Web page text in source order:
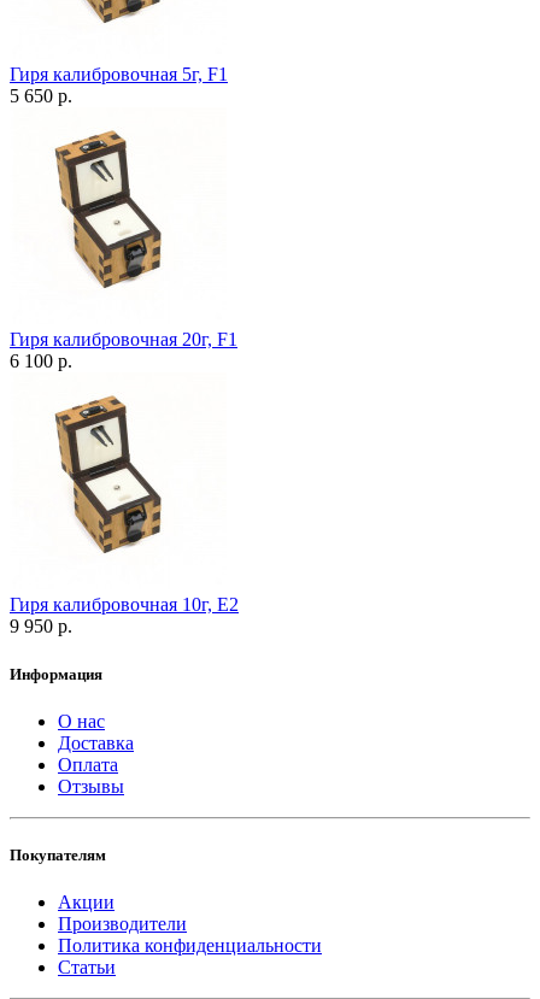
Гиря калибровочная 5г, F1
5 650 р.
Гиря калибровочная 20г, F1
6 100 р.
Гиря калибровочная 10г, Е2
9 950 р.
Информация
О нас
Доставка
Оплата
Отзывы
Покупателям
Акции
Производители
Политика конфиденциальности
Статьи